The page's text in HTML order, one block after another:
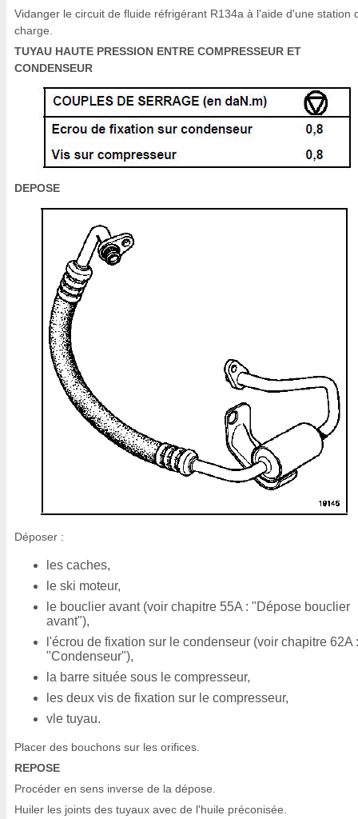
Vidanger le circuit de fluide réfrigérant R134a à l'aide d'une station
charge.
TUYAU HAUTE PRESSION ENTRE COMPRESSEUR ET
CONDENSEUR
DEPOSE
Déposer :
les caches,
le ski moteur,
le bouclier avant (voir chapitre 55A : "Dépose bouclier
avant"),
l'écrou de fixation sur le condenseur (voir chapitre 62A :
"Condenseur"),
la barre située sous le compresseur,
les deux vis de fixation sur le compresseur,
vle tuyau.
Placer des bouchons sur les orifices.
REPOSE
Procéder en sens inverse de la dépose.
Huiler les joints des tuyaux avec de l'huile préconisée.